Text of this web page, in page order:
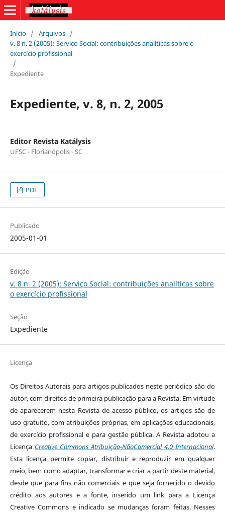
Início / Arquivos /
v. 8 n. 2 (2005): Serviço Social: contribuições analíticas sobre o
exercício profissional
/
Expediente
Expediente, v. 8, n. 2, 2005
Editor Revista Katálysis
UFSC - Florianópolis - SC
PDF
Publicado
2005-01-01
Edição
v. 8 n. 2 (2005): Serviço Social: contribuições analíticas sobre
o exercício profissional
Seção
Expediente
Licença
Os Direitos Autorais para artigos publicados neste periódico são do
autor, com direitos de primeira publicação para a Revista. Em virtude
de aparecerem nesta Revista de acesso público, os artigos são de
uso gratuito, com atribuições próprias, em aplicações educacionais,
de exercício profissional e para gestão pública. A Revista adotou a
Licença Creative Commons Atribuição-NãoComercial 4.0 Internacional.
Esta licença permite copiar, distribuir e reproduzir em qualquer
meio, bem como adaptar, transformar e criar a partir deste material,
desde que para fins não comerciais e que seja fornecido o devido
crédito aos autores e a fonte, inserido um link para a Licença
Creative Commons e indicado se mudanças foram feitas. Nesses